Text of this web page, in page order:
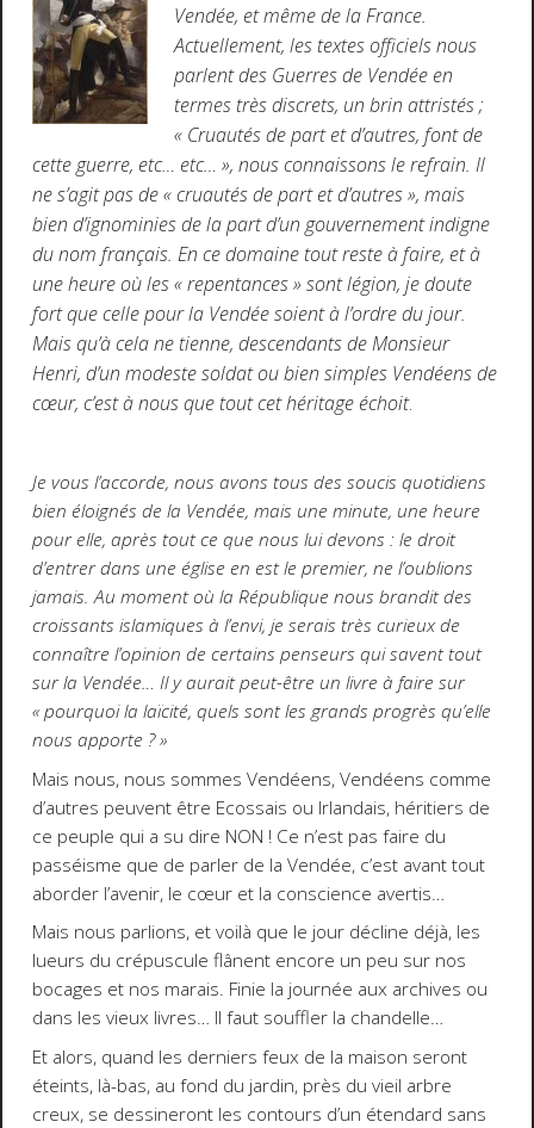
Vendée, et même de la France.
Actuellement, les textes officiels nous
parlent des Guerres de Vendée en
termes très discrets, un brin attristés ;
« Cruautés de part et d’autres, font de
cette guerre, etc… etc… », nous connaissons le refrain. Il
ne s’agit pas de « cruautés de part et d’autres », mais
bien d’ignominies de la part d’un gouvernement indigne
du nom français. En ce domaine tout reste à faire, et à
une heure où les « repentances » sont légion, je doute
fort que celle pour la Vendée soient à l’ordre du jour.
Mais qu’à cela ne tienne, descendants de Monsieur
Henri, d’un modeste soldat ou bien simples Vendéens de
cœur, c’est à nous que tout cet héritage échoit.
Je vous l’accorde, nous avons tous des soucis quotidiens
bien éloignés de la Vendée, mais une minute, une heure
pour elle, après tout ce que nous lui devons : le droit
d’entrer dans une église en est le premier, ne l’oublions
jamais. Au moment où la République nous brandit des
croissants islamiques à l’envi, je serais très curieux de
connaître l’opinion de certains penseurs qui savent tout
sur la Vendée… Il y aurait peut-être un livre à faire sur
« pourquoi la laïcité, quels sont les grands progrès qu’elle
nous apporte ? »
Mais nous, nous sommes Vendéens, Vendéens comme
d’autres peuvent être Ecossais ou Irlandais, héritiers de
ce peuple qui a su dire NON ! Ce n’est pas faire du
passéisme que de parler de la Vendée, c’est avant tout
aborder l’avenir, le cœur et la conscience avertis…
Mais nous parlions, et voilà que le jour décline déjà, les
lueurs du crépuscule flânent encore un peu sur nos
bocages et nos marais. Finie la journée aux archives ou
dans les vieux livres… Il faut souffler la chandelle…
Et alors, quand les derniers feux de la maison seront
éteints, là-bas, au fond du jardin, près du vieil arbre
creux, se dessineront les contours d’un étendard sans